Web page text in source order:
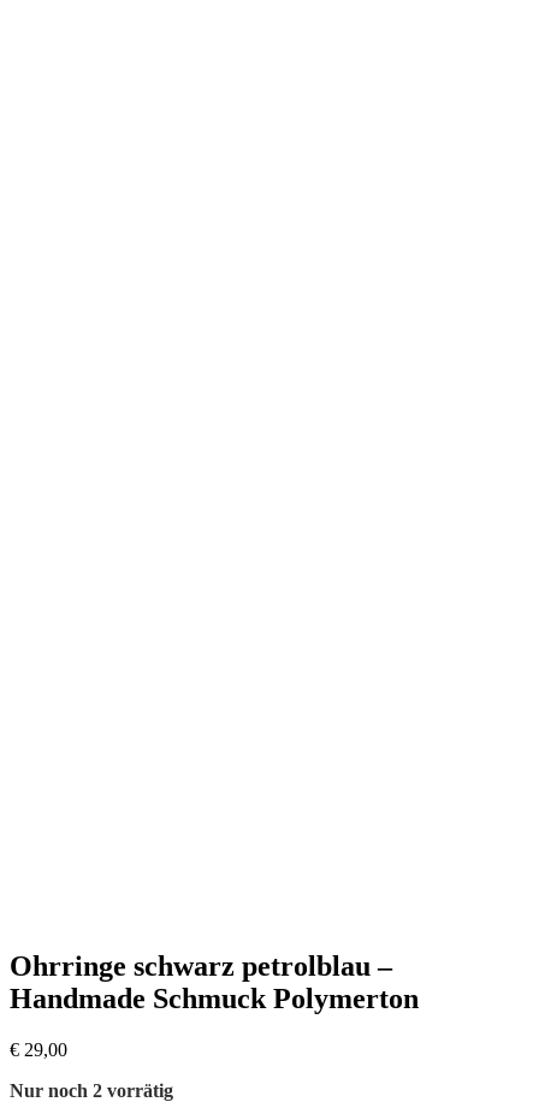
Ohrringe schwarz petrolblau –
Handmade Schmuck Polymerton
€ 29,00
Nur noch 2 vorrätig